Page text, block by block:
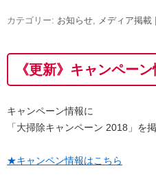
カテゴリー: お知らせ メディア掲載
《更新》キャンペー
キャンペーン情報に
「大掃除キャンペーン 2018」を
★キャンペン情報はこちら